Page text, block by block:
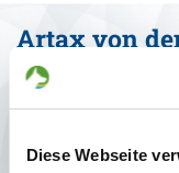
Diese Webseite
Artax von
(SZ 2358680)
Stammdaten
zum Vergleich